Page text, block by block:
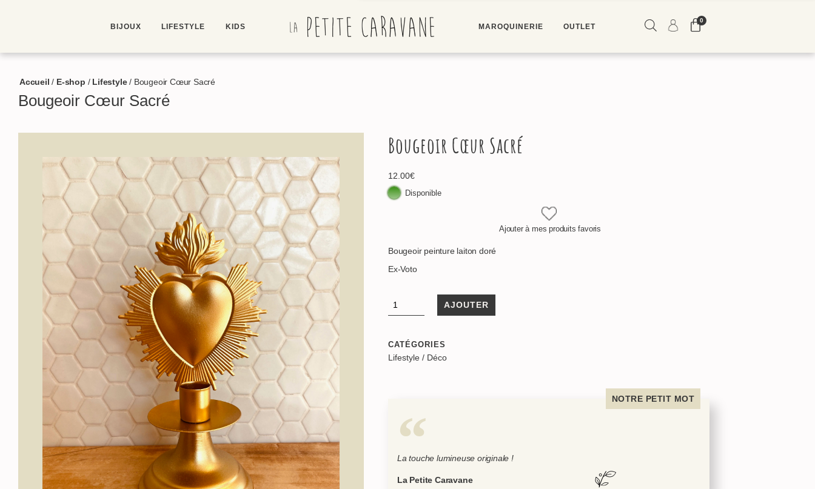
BIJOUX LIFESTYLE KIDS MAROQUINERIE OUTLET
0
Accueil / E-shop / Lifestyle/ Bougeoir Cœur Sacré
Bougeoir Cœur Sacré
Bougeoir Cœur Sacré
12.00€
Disponible
Ajouter à mes produits favoris
Bougeoir peinture laiton doré
Ex-Voto
AJOUTER
CATÉGORIES
Lifestyle / Déco
La touche lumineuse originale !
La Petite Caravane
NOTRE PETIT MOT